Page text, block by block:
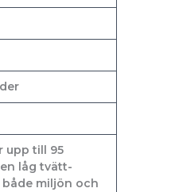
upp till 95
låg tvätt-
miljön och